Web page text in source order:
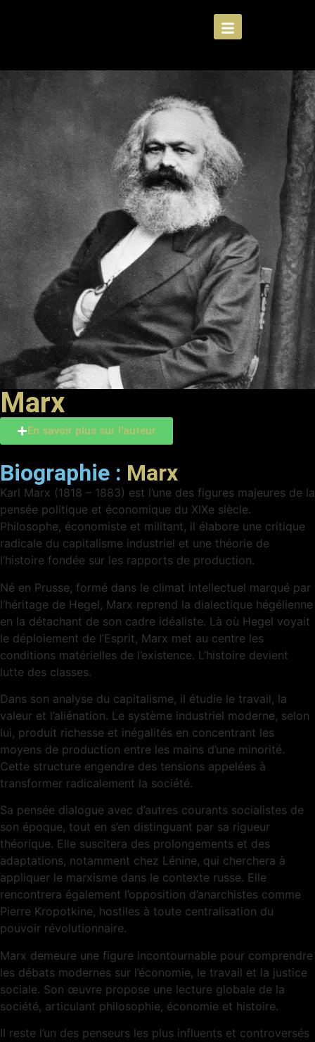
Marx
En savoir plus sur l'auteur
Biographie : Marx
Karl Marx (1818 – 1883) est l’une des figures majeures de la
pensée politique et économique du XIXe siècle.
Philosophe, économiste et militant, il élabore une critique
radicale du capitalisme industriel et une théorie de
l’histoire fondée sur les rapports de production.
Né en Prusse, formé dans le climat intellectuel marqué par
l’héritage de Hegel, Marx reprend la dialectique hégélienne
en la détachant de son cadre idéaliste. Là où Hegel voyait
le déploiement de l’Esprit, Marx met au centre les
conditions matérielles de l’existence. L’histoire devient
lutte des classes.
Dans son analyse du capitalisme, il étudie le travail, la
valeur et l’aliénation. Le système industriel moderne, selon
lui, produit richesse et inégalités en concentrant les
moyens de production entre les mains d’une minorité.
Cette structure engendre des tensions appelées à
transformer radicalement la société.
Sa pensée dialogue avec d’autres courants socialistes de
son époque, tout en s’en distinguant par sa rigueur
théorique. Elle suscitera des prolongements et des
adaptations, notamment chez Lénine, qui cherchera à
appliquer le marxisme dans le contexte russe. Elle
rencontrera également l’opposition d’anarchistes comme
Pierre Kropotkine, hostiles à toute centralisation du
pouvoir révolutionnaire.
Marx demeure une figure incontournable pour comprendre
les débats modernes sur l’économie, le travail et la justice
sociale. Son œuvre propose une lecture globale de la
société, articulant philosophie, économie et histoire.
Il reste l’un des penseurs les plus influents et controversés